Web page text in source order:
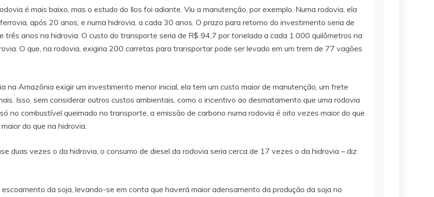
é mais baixo, mas o estudo do Ilos foi adiante. Viu a manutenção, por exemplo. Numa rodovia, ela
após 20 anos; e numa hidrovia, a cada 30 anos. O prazo para retorno do investimento seria de
três anos na hidrovia. O custo do transporte seria de R$ 94,7 por tonelada a cada 1.000 quilômetros na
O que, na rodovia, exigiria 200 carretas para transportar pode ser levado em um trem de 77 vagões
na Amazônia exigir um investimento menor inicial, ela tem um custo maior de manutenção, um frete
Isso, sem considerar outros custos ambientais, como o incentivo ao desmatamento que uma rodovia
no combustível queimado no transporte, a emissão de carbono numa rodovia é oito vezes maior do que
do que na hidrovia.
duas vezes o da hidrovia, o consumo de diesel da rodovia seria cerca de 17 vezes o da hidrovia – diz
da soja, levando-se em conta que haverá maior adensamento da produção da soja no